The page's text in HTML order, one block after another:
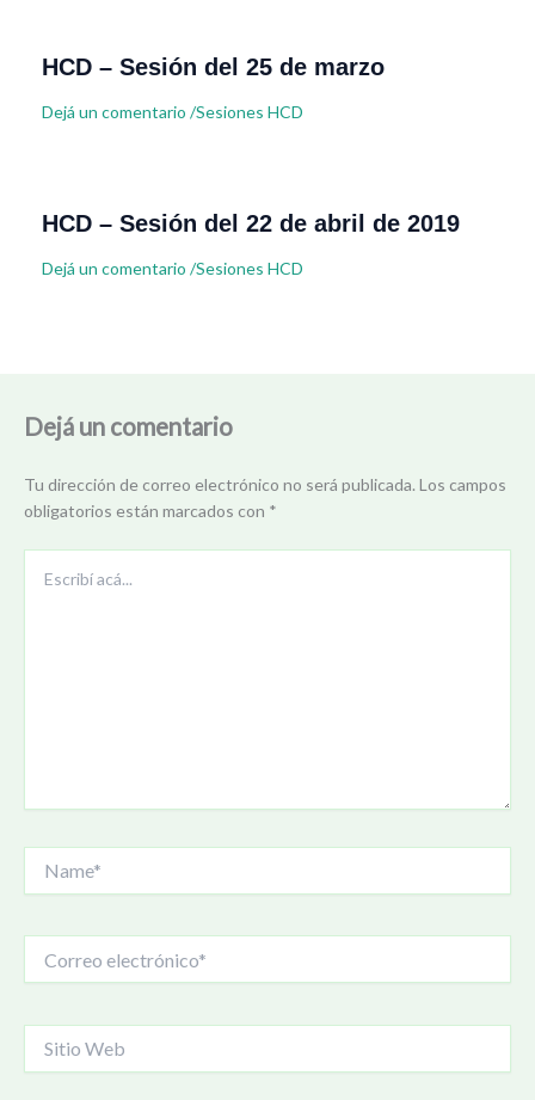
HCD – Sesión del 25 de marzo
Dejá un comentario /Sesiones HCD
HCD – Sesión del 22 de abril de 2019
Dejá un comentario /Sesiones HCD
Dejá un comentario
Tu dirección de correo electrónico no será publicada. Los campos
obligatorios están marcados con *
acá...
electrónico*
Web